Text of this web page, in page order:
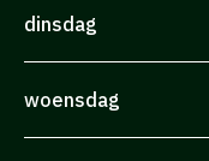
dinsdag
woensdag